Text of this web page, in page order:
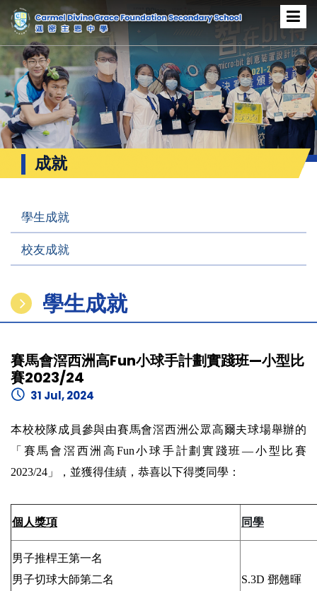
成就
學生成就
校友成就
學生成就
賽馬會滘西洲高Fun小球手計劃實踐班—小型比
賽2023/24
31 Jul, 2024
本校校隊成員參與由賽馬會滘西洲公眾高爾夫球場舉辦的
「賽馬會滘西洲高Fun小球手計劃實踐班—小型比賽
2023/24」，並獲得佳績，恭喜以下得獎同學：
個人獎項 同學
男子推桿王第一名
男子切球大師第二名
S.3D 鄧翹暉